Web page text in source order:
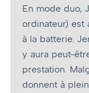
En mode duo,
ordinateur) est
à la batterie.
y aura peut-
prestation.
donnent à